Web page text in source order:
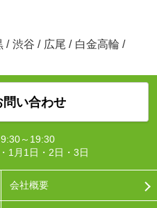
/ 渋谷 / 広尾 / 白金高輪 /
問い合わせ
9:30～19:30
1月1日・2日・3日
会社概要